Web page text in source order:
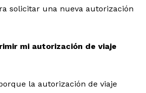
solicitar una nueva autorización
mi autorización de viaje
la autorización de viaje